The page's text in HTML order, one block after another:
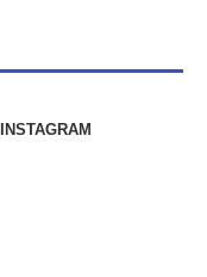
INSTAGRAM